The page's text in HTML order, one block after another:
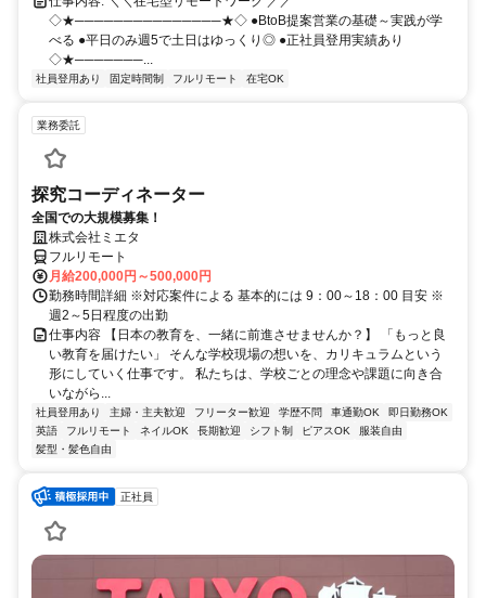
◇★───────────────★◇ ●BtoB提案営業の基礎～実践が学
べる ●平日のみ週5で土日はゆっくり◎ ●正社員登用実績あり
◇★───────...
社員登用あり 固定時間制 フルリモート 在宅OK
業務委託
探究コーディネーター
全国での大規模募集！
株式会社ミエタ
フルリモート
月給200,000円～500,000円
勤務時間詳細 ※対応案件による 基本的には 9：00～18：00 目安 ※
週2～5日程度の出勤
仕事内容 【日本の教育を、一緒に前進させませんか？】 「もっと良
い教育を届けたい」 そんな学校現場の想いを、カリキュラムという
形にしていく仕事です。 私たちは、学校ごとの理念や課題に向き合
いながら...
社員登用あり 主婦・主夫歓迎 フリーター歓迎 学歴不問 車通勤OK
即日勤務OK
英語
フルリモート ネイルOK 長期歓迎 シフト制 ピアスOK
服装自由
髪型・髪色自由
正社員